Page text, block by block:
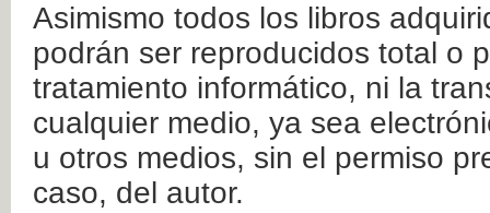
Asimismo todos los libros
podrán ser reproducidos total o
tratamiento informático, ni la
cualquier medio, ya sea
u otros medios, sin el permiso
caso, del autor.